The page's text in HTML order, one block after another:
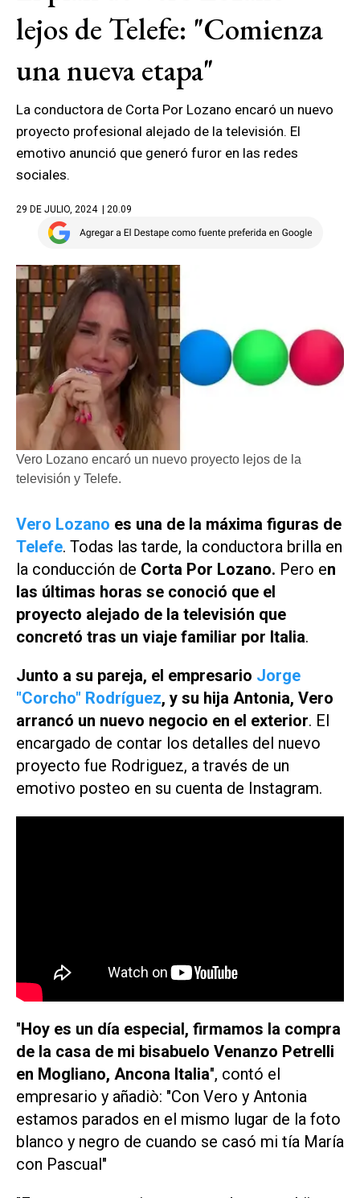
lejos de Telefe: "Comienza
una nueva etapa"
La conductora de Corta Por Lozano encaró un nuevo
proyecto profesional alejado de la televisión. El
emotivo anunció que generó furor en las redes
sociales.
29 DE JULIO, 2024 | 20.09
Vero Lozano encaró un nuevo proyecto lejos de la
televisión y Telefe.
Vero Lozano es una de la máxima figuras de
Telefe. Todas las tarde, la conductora brilla en
la conducción de Corta Por Lozano. Pero en
las últimas horas se conoció que el
proyecto alejado de la televisión que
concretó tras un viaje familiar por Italia.
Junto a su pareja, el empresario Jorge
"Corcho" Rodríguez, y su hija Antonia, Vero
arrancó un nuevo negocio en el exterior. El
encargado de contar los detalles del nuevo
proyecto fue Rodriguez, a través de un
emotivo posteo en su cuenta de Instagram.
"Hoy es un día especial, firmamos la compra
de la casa de mi bisabuelo Venanzo Petrelli
en Mogliano, Ancona Italia", contó el
empresario y añadiò: "Con Vero y Antonia
estamos parados en el mismo lugar de la foto
blanco y negro de cuando se casó mi tía María
con Pascual"